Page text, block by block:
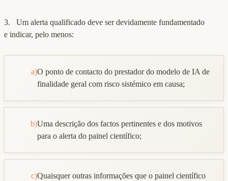
3. Um alerta qualificado deve ser devidamente fundamentado
e indicar, pelo menos:
a)O ponto de contacto do prestador do modelo de IA de
finalidade geral com risco sistémico em causa;
b)Uma descrição dos factos pertinentes e dos motivos
para o alerta do painel científico;
c)Quaisquer outras informações que o painel científico